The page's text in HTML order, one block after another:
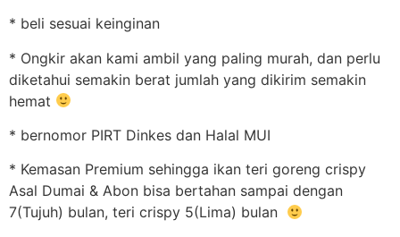
* beli sesuai keinginan
* Ongkir akan kami ambil yang paling murah, dan perlu
diketahui semakin berat jumlah yang dikirim semakin
hemat
* bernomor PIRT Dinkes dan Halal MUI
* Kemasan Premium sehingga ikan teri goreng crispy
Asal Dumai & Abon bisa bertahan sampai dengan
7(Tujuh) bulan, teri crispy 5(Lima) bulan